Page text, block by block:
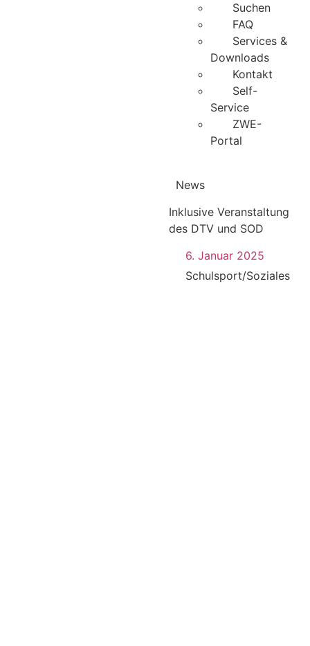
Suchen
FAQ
Services &
Downloads
Kontakt
Self-
Service
ZWE-
Portal
News
Inklusive Veranstaltung
des DTV und SOD
6. Januar 2025
Schulsport/Soziales